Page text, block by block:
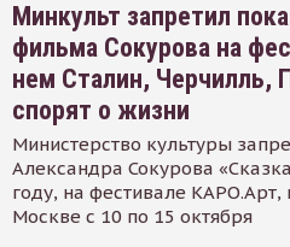
Минкульт запретил
фильма Сокурова на
нем Сталин, Черчилль,
спорят о жизни
Министерство культуры
Александра Сокурова
году, на фестивале
Москве с 10 по 15 октября